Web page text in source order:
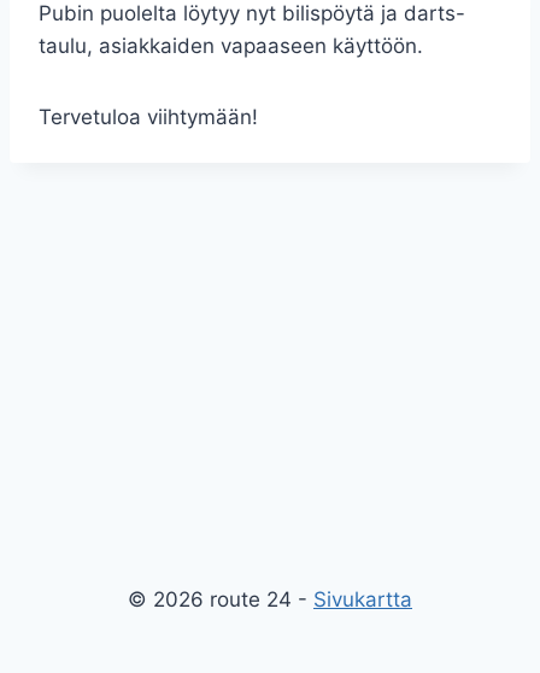
Pubin puolelta löytyy nyt bilispöytä ja darts-
taulu, asiakkaiden vapaaseen käyttöön.
Tervetuloa viihtymään!
© 2026 route 24 - Sivukartta